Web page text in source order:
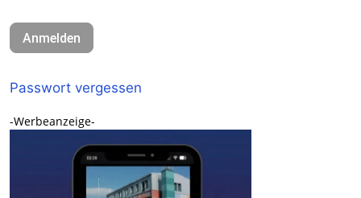
Passwort vergessen
-Werbeanzeige-